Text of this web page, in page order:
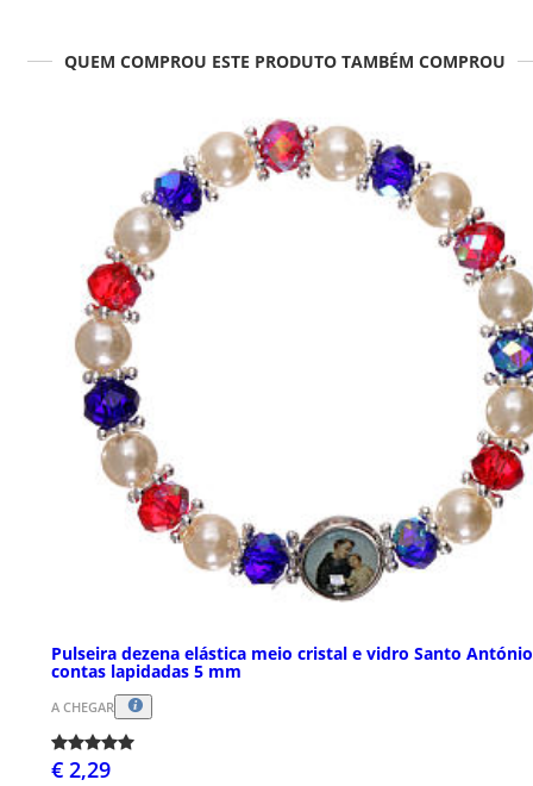
QUEM COMPROU ESTE PRODUTO TAMBÉM COMPROU
Pulseira dezena elástica meio cristal e vidro Santo António
contas lapidadas 5 mm
A CHEGAR
€ 2,29